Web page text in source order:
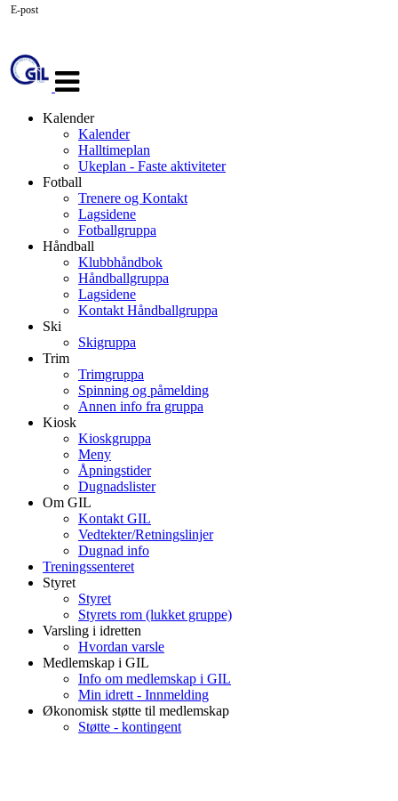
navigasjon
Kalender
Kalender
Halltimeplan
Ukeplan - Faste aktiviteter
Fotball
Trenere og Kontakt
Lagsidene
Fotballgruppa
Håndball
Klubbhåndbok
Håndballgruppa
Lagsidene
Kontakt Håndballgruppa
Ski
Skigruppa
Trim
Trimgruppa
Spinning og påmelding
Annen info fra gruppa
Kiosk
Kioskgruppa
Meny
Åpningstider
Dugnadslister
Om GIL
Kontakt GIL
Vedtekter/Retningslinjer
Dugnad info
Treningssenteret
Styret
Styret
Styrets rom (lukket gruppe)
Varsling i idretten
Hvordan varsle
Medlemskap i GIL
Info om medlemskap i GIL
Min idrett - Innmelding
Økonomisk støtte til medlemskap
Støtte - kontingent
E-post